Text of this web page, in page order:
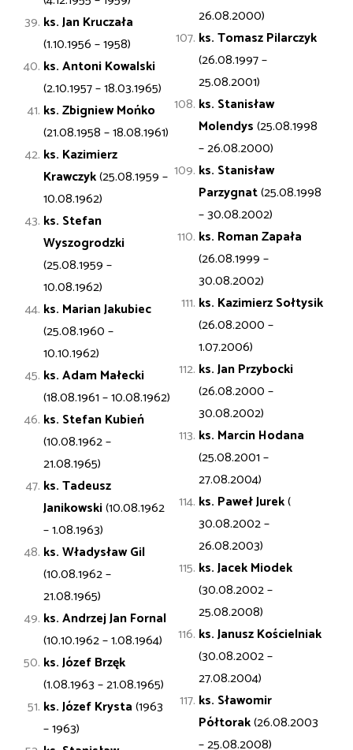
ks. Jan Kruczała
(1.10.1956 – 1958)
ks. AntoniKowalski
(2.10.1957 – 18.03.1965)
ks. ZbigniewMońko
(21.08.1958 – 18.08.1961)
ks. Kazimierz
Krawczyk(25.08.1959 –
10.08.1962)
ks. Stefan
Wyszogrodzki
(25.08.1959 –
10.08.1962)
ks. MarianJakubiec
(25.08.1960 –
10.10.1962)
ks. AdamMałecki
(18.08.1961 – 10.08.1962)
ks. StefanKubień
(10.08.1962 –
21.08.1965)
ks. Tadeusz
Janikowski(10.08.1962
– 1.08.1963)
ks. WładysławGil
(10.08.1962 –
21.08.1965)
ks. AndrzejJanFornal
(10.10.1962 – 1.08.1964)
ks. JózefBrzęk
(1.08.1963 – 21.08.1965)
ks. JózefKrysta(1963
– 1963)
26.08.2000)
ks. Tomasz Pilarczyk
(26.08.1997 –
25.08.2001)
ks. Stanisław
Molendys(25.08.1998
– 26.08.2000)
ks. Stanisław
Parzygnat(25.08.1998
– 30.08.2002)
ks. Roman Zapała
(26.08.1999 –
30.08.2002)
ks. Kazimierz Sołtysik
(26.08.2000 –
1.07.2006)
ks. Jan Przybocki
(26.08.2000 –
30.08.2002)
ks. Marcin Hodana
(25.08.2001 –
27.08.2004)
ks. Paweł Jurek(
30.08.2002 –
26.08.2003)
ks. Jacek Miodek
(30.08.2002 –
25.08.2008)
ks. Janusz Kościelniak
(30.08.2002 –
27.08.2004)
ks. Sławomir
Półtorak(26.08.2003
– 25.08.2008)